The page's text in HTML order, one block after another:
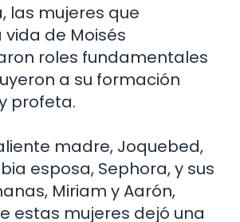
las mujeres que
de Moisés
roles fundamentales
a su formación
profeta.
madre, Joquebed,
esposa, Sephora, y sus
Miriam y Aarón,
estas mujeres dejó una